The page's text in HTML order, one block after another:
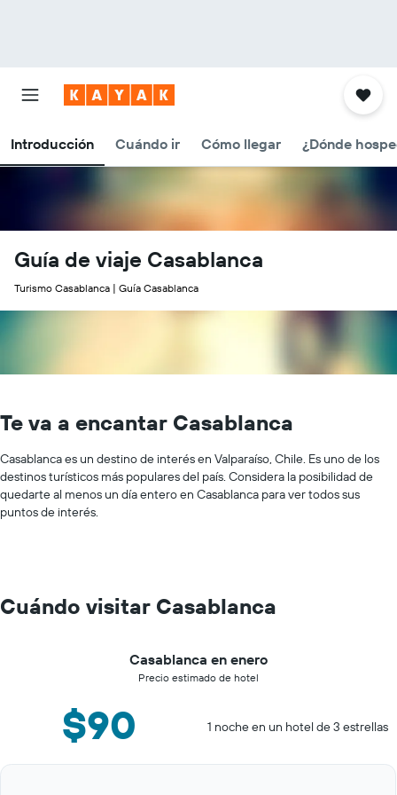
Introducción Cuándo ir Cómo llegar ¿Dónde
Guía de viaje Casablanca
Turismo Casablanca | Guía Casablanca
Te va a encantar Casablanca
Casablanca es un destino de interés en Valparaíso, Chile. Es uno de los
destinos turísticos más populares del país. Considera la posibilidad de
quedarte al menos un día entero en Casablanca para ver todos sus
puntos de interés.
Cuándo visitar Casablanca
Casablanca en enero
Precio estimado de hotel
$90 1 noche en un hotel de 3 estrellas